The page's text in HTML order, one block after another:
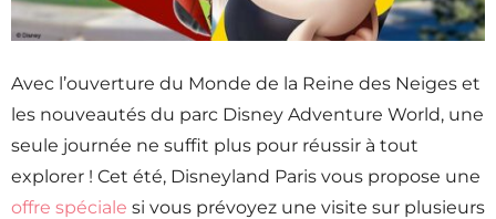
Avec l’ouverture du Monde de la Reine des Neiges et
les nouveautés du parc Disney Adventure World, une
seule journée ne suffit plus pour réussir à tout
explorer ! Cet été, Disneyland Paris vous propose une
offre spéciale si vous prévoyez une visite sur plusieurs